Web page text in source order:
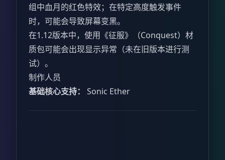
组中血月的红色特效；在特定高度触发事件
时，可能会导致屏幕变黑。
在1.12版本中，使用《征服》（Conquest）材
质包可能会出现显示异常（未在旧版本进行测
试）。
制作人员
基础核心支持：
Sonic Ether